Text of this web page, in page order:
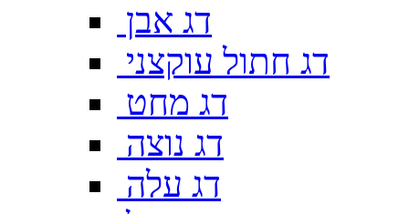
דג אבן
דג חתול עוקצני
דג מחט
דג נוצה
דג עלה